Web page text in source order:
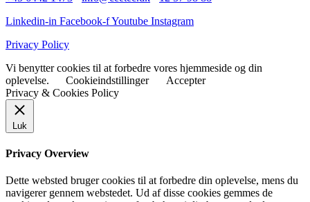
Linkedin-in Facebook-fYoutube Instagram
Privacy Policy
Vi benytter cookies til at forbedre vores hjemmeside og din
oplevelse.
Cookieindstillinger
Accepter
Privacy & Cookies Policy
Luk
Privacy Overview
Dette websted bruger cookies til at forbedre din oplevelse, mens du
navigerer gennem webstedet. Ud af disse cookies gemmes de